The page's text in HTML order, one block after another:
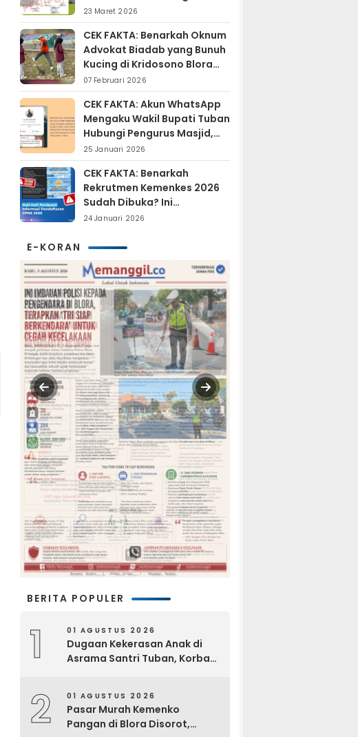
Diminta Hati-hati
23 Maret 2026
CEK FAKTA: Benarkah Oknum
Advokat Biadab yang Bunuh
Kucing di Kridosono Blora
Sudah Resmi Jadi
Tersangka?
07 Februari 2026
CEK FAKTA: Akun WhatsApp
Mengaku Wakil Bupati Tuban
Hubungi Pengurus Masjid,
Dipastikan Hoaks
25 Januari 2026
CEK FAKTA: Benarkah
Rekrutmen Kemenkes 2026
Sudah Dibuka? Ini
Penjelasan Resmi BKN
24 Januari 2026
E-KORAN
BERITA POPULER
1 01 AGUSTUS 2026
Dugaan Kekerasan Anak di
Asrama Santri Tuban, Korban
2 01 AGUSTUS 2026
Pasar Murah Kemenko
Pangan di Blora Disorot,